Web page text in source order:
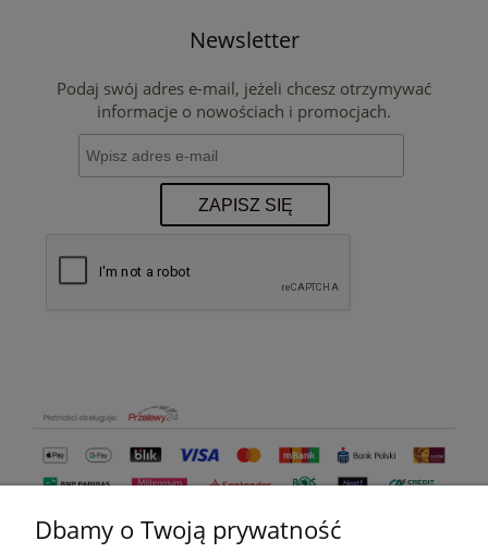
Newsletter
Podaj swój adres e-mail, jeżeli chcesz otrzymywać
informacje o nowościach i promocjach.
ZAPISZ SIĘ
Dbamy o Twoją prywatność